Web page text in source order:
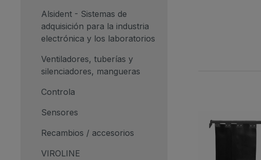
Alsident - Sistemas de
adquisición para la industria
electrónica y los laboratorios
Ventiladores, tuberías y
silenciadores, mangueras
Controla
Sensores
Recambios / accesorios
VIROLINE